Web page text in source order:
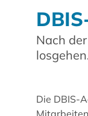
Nach
Die DBIS-